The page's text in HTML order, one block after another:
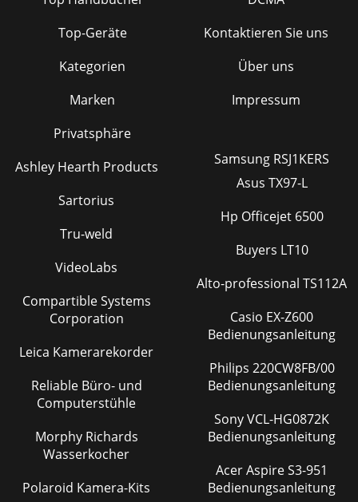
Top-Geräte
Kategorien
Marken
Privatsphäre
Kontaktieren Sie uns
Über uns
Impressum
Ashley Hearth Products
Sartorius
Tru-weld
VideoLabs
Compartible Systems
Corporation
Leica Kamerarekorder
Reliable Büro- und
Computerstühle
Morphy Richards
Wasserkocher
Polaroid Kamera-Kits
Samsung RSJ1KERS
Asus TX97-L
Hp Officejet 6500
Buyers LT10
Alto-professional TS112A
Casio EX-Z600
Bedienungsanleitung
Philips 220CW8FB/00
Bedienungsanleitung
Sony VCL-HG0872K
Bedienungsanleitung
Acer Aspire S3-951
Bedienungsanleitung